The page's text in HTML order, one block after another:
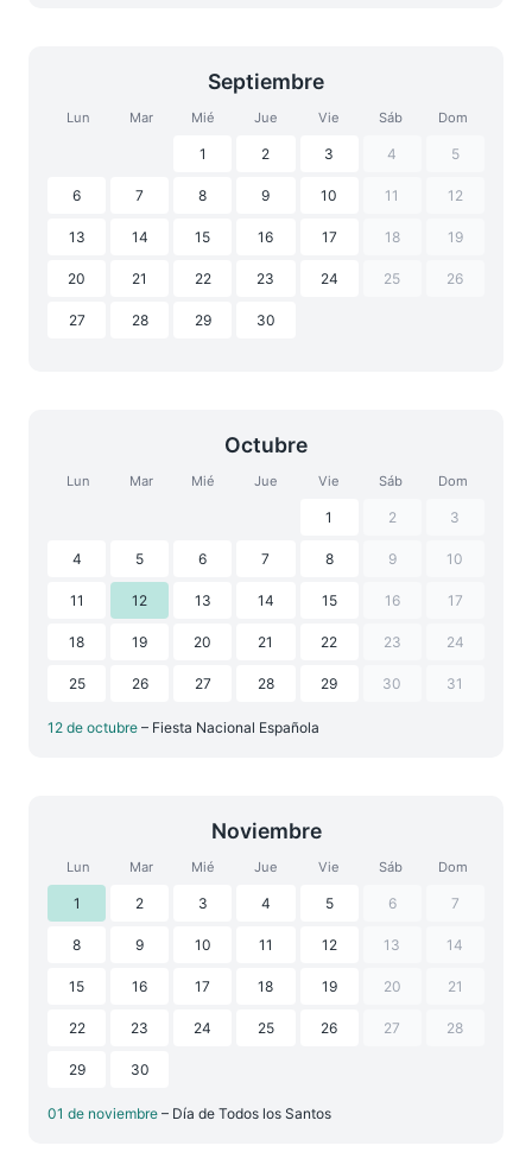
Septiembre
Lun Mar Mié Jue Vie Sáb Dom
1 2 3 4 5
6 7 8 9 10 11 12
13 14 15 16 17 18 19
20 21 22 23 24 25 26
27 28 29 30
Octubre
Lun Mar Mié Jue Vie Sáb Dom
1 2 3
4 5 6 7 8 9 10
11 12 13 14 15 16 17
18 19 20 21 22 23 24
25 26 27 28 29 30 31
12 de octubre – Fiesta Nacional Española
Noviembre
Lun Mar Mié Jue Vie Sáb Dom
1 2 3 4 5 6 7
8 9 10 11 12 13 14
15 16 17 18 19 20 21
22 23 24 25 26 27 28
29 30
01 de noviembre – Día de Todos los Santos